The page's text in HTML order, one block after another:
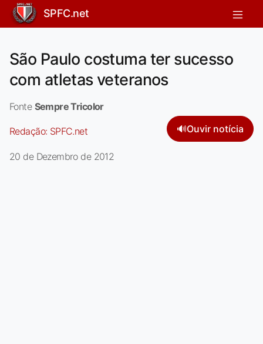
SPFC.net
São Paulo costuma ter sucesso
com atletas veteranos
Fonte Sempre Tricolor
Redação: SPFC.net 🔊Ouvir notícia
20 de Dezembro de 2012